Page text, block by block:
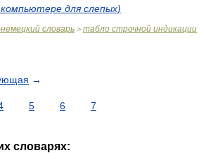
для слепых)
словарь > табло строчной индикации
→
5 6 7
словарях: